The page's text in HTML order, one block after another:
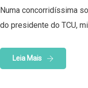
Numa concorridíssima
do presidente do TCU,
Leia Mais